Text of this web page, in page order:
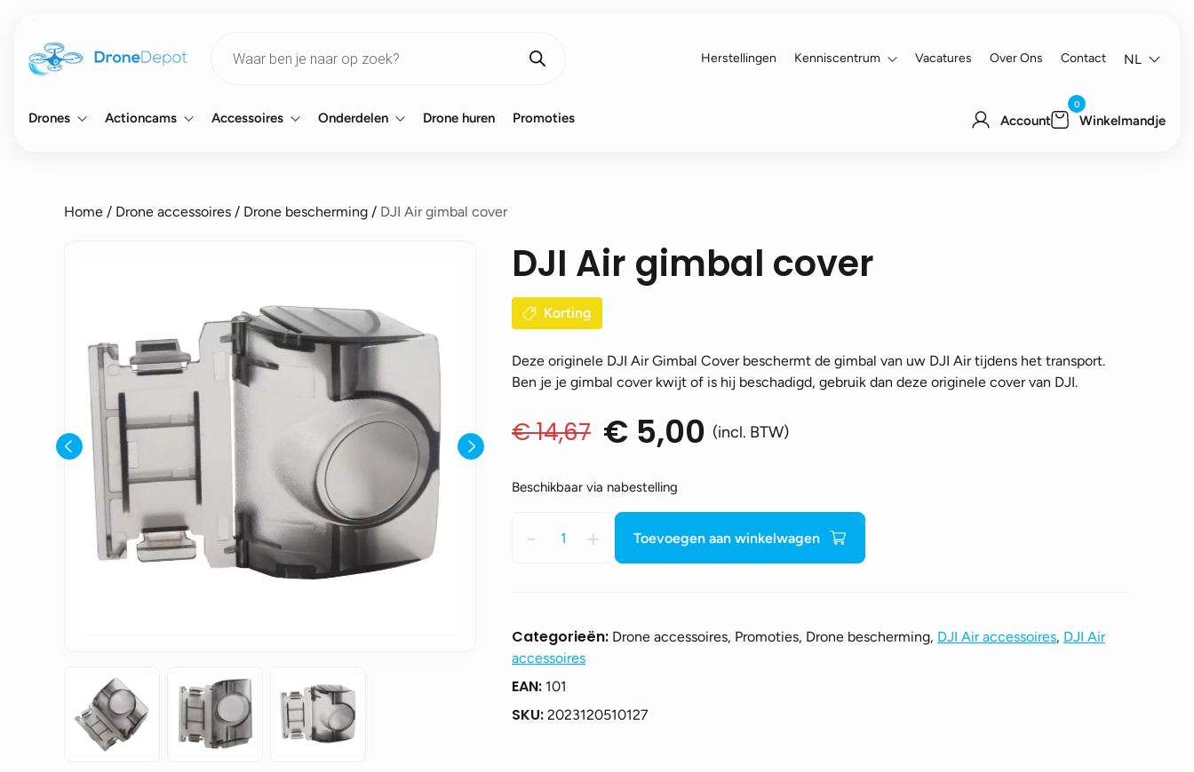
search
Herstellingen Kenniscentrum Vacatures Over Ons Contact NL
Drones Actioncams Accessoires Onderdelen Drone huren Promoties Account
0
Winkelmandje
Home / Drone accessoires / Drone bescherming / DJI Air gimbal cover
DJI Air gimbal cover
Korting
Deze originele DJI Air Gimbal Cover beschermt de gimbal van uw DJI Air tijdens het transport.
Ben je je gimbal cover kwijt of is hij beschadigd, gebruik dan deze originele cover van DJI.
€14,67
Oorspronkelijke
€ 14,67.
€ 5,00
Huidige
€ 5,00.
(incl. BTW)
Beschikbaar via nabestelling
-
Air
+ Toevoegen aan winkelwagen
Categorieën: Drone accessoires, Promoties, Drone bescherming, DJI Air accessoires, DJI Air
accessoires
EAN: 101
SKU: 2023120510127